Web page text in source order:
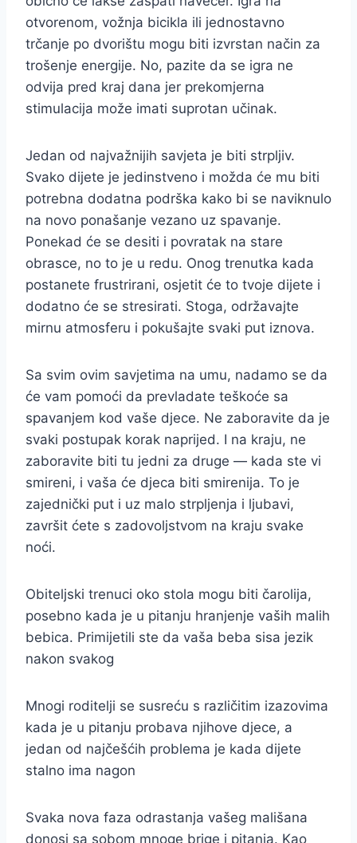
otvorenom, vožnja bicikla ili jednostavno
trčanje po dvorištu mogu biti izvrstan način za
trošenje energije. No, pazite da se igra ne
odvija pred kraj dana jer prekomjerna
stimulacija može imati suprotan učinak.
Jedan od najvažnijih savjeta je biti strpljiv.
Svako dijete je jedinstveno i možda će mu biti
potrebna dodatna podrška kako bi se naviknulo
na novo ponašanje vezano uz spavanje.
Ponekad će se desiti i povratak na stare
obrasce, no to je u redu. Onog trenutka kada
postanete frustrirani, osjetit će to tvoje dijete i
dodatno će se stresirati. Stoga, održavajte
mirnu atmosferu i pokušajte svaki put iznova.
Sa svim ovim savjetima na umu, nadamo se da
će vam pomoći da prevladate teškoće sa
spavanjem kod vaše djece. Ne zaboravite da je
svaki postupak korak naprijed. I na kraju, ne
zaboravite biti tu jedni za druge — kada ste vi
smireni, i vaša će djeca biti smirenija. To je
zajednički put i uz malo strpljenja i ljubavi,
završit ćete s zadovoljstvom na kraju svake
noći.
Obiteljski trenuci oko stola mogu biti čarolija,
posebno kada je u pitanju hranjenje vaših malih
bebica. Primijetili ste da vaša beba sisa jezik
nakon svakog
Mnogi roditelji se susreću s različitim izazovima
kada je u pitanju probava njihove djece, a
jedan od najčešćih problema je kada dijete
stalno ima nagon
Svaka nova faza odrastanja vašeg mališana
donosi sa sobom mnoge brige i pitanja. Kao